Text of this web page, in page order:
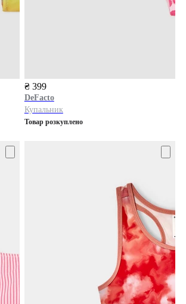
₴ 399
DeFacto
Купальник
Товар розкуплено